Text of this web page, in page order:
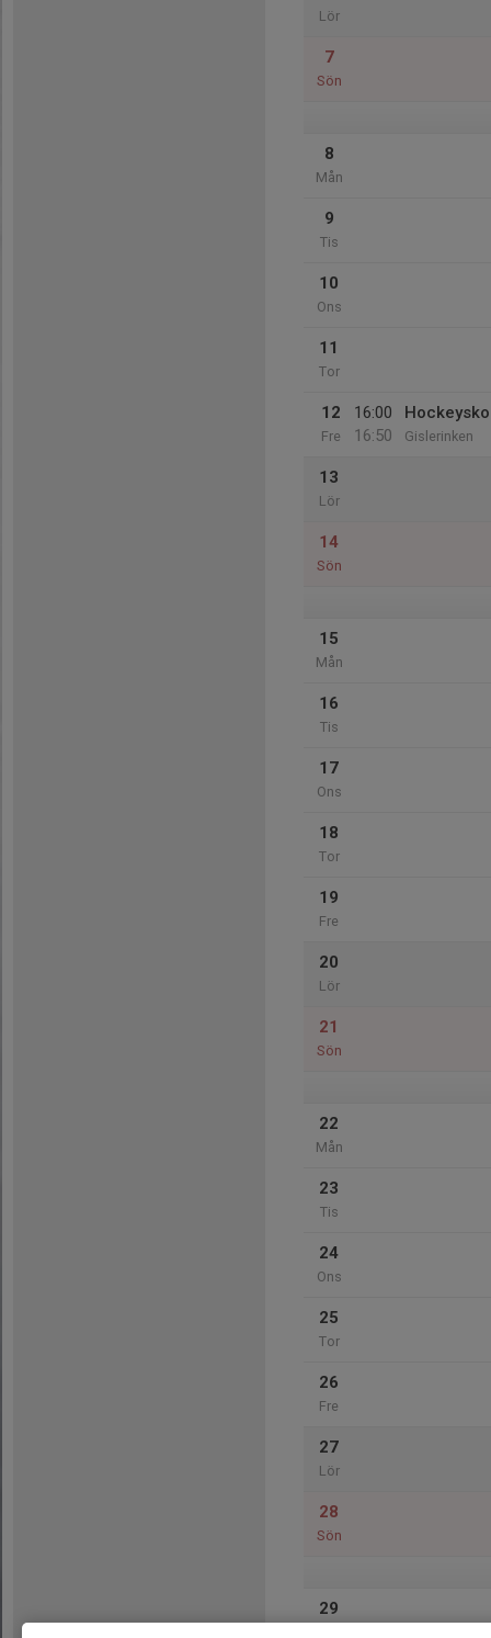
Lör
7
Sön
8
Mån
9
Tis
10
Ons
11
Tor
12
Fre
16:00
16:50
Gislerinken
13
Lör
14
Sön
15
Mån
16
Tis
17
Ons
18
Tor
19
Fre
20
Lör
21
Sön
22
Mån
23
Tis
24
Ons
25
Tor
26
Fre
27
Lör
28
Sön
29